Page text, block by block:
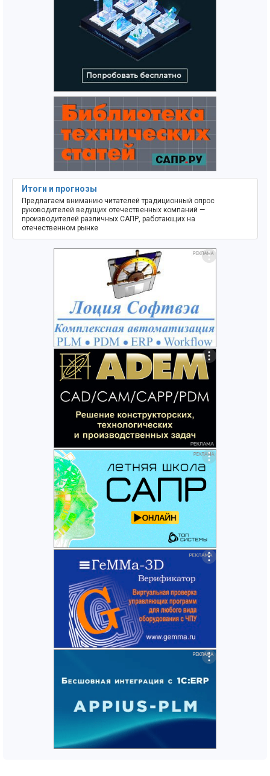
Итоги и прогнозы
Предлагаем вниманию читателей традиционный опрос
руководителей ведущих отечественных компаний —
производителей различных САПР, работающих на
отечественном рынке